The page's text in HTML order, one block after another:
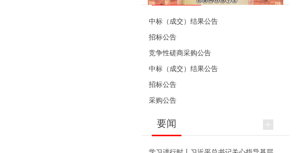
中标（成交）结果公告
招标公告
竞争性磋商采购公告
中标（成交）结果公告
招标公告
采购公告
要闻